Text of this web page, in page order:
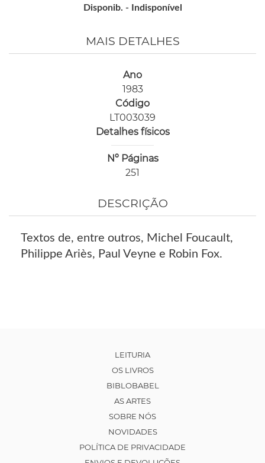
Disponib. -
Indisponível
MAIS DETALHES
Ano
1983
Código
LT003039
Detalhes físicos
Nº Páginas
251
DESCRIÇÃO
Textos de, entre outros, Michel Foucault,
Philippe Ariès, Paul Veyne e Robin Fox.
LEITURIA
OS LIVROS
BIBLOBABEL
AS ARTES
SOBRE NÓS
NOVIDADES
POLÍTICA DE PRIVACIDADE